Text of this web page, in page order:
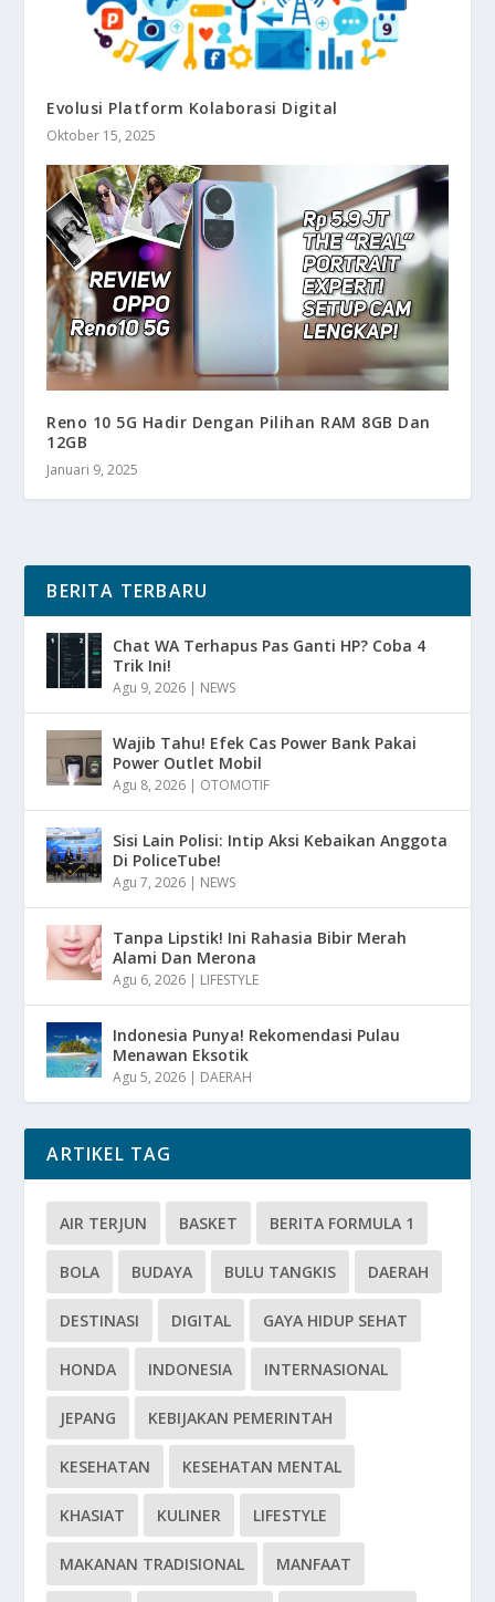
Evolusi Platform Kolaborasi Digital
Oktober 15, 2025
Reno 10 5G Hadir Dengan Pilihan RAM 8GB Dan
12GB
Januari 9, 2025
BERITA TERBARU
Chat WA Terhapus Pas Ganti HP? Coba 4
Trik Ini!
Agu 9, 2026 | NEWS
Wajib Tahu! Efek Cas Power Bank Pakai
Power Outlet Mobil
Agu 8, 2026 | OTOMOTIF
Sisi Lain Polisi: Intip Aksi Kebaikan Anggota
Di PoliceTube!
Agu 7, 2026 | NEWS
Tanpa Lipstik! Ini Rahasia Bibir Merah
Alami Dan Merona
Agu 6, 2026 | LIFESTYLE
Indonesia Punya! Rekomendasi Pulau
Menawan Eksotik
Agu 5, 2026 | DAERAH
ARTIKEL TAG
AIR TERJUN BASKET BERITA FORMULA 1
BOLA BUDAYA BULU TANGKIS DAERAH
DESTINASI DIGITAL GAYA HIDUP SEHAT
HONDA INDONESIA INTERNASIONAL
JEPANG KEBIJAKAN PEMERINTAH
KESEHATAN KESEHATAN MENTAL
KHASIAT KULINER LIFESTYLE
MAKANAN TRADISIONAL MANFAAT